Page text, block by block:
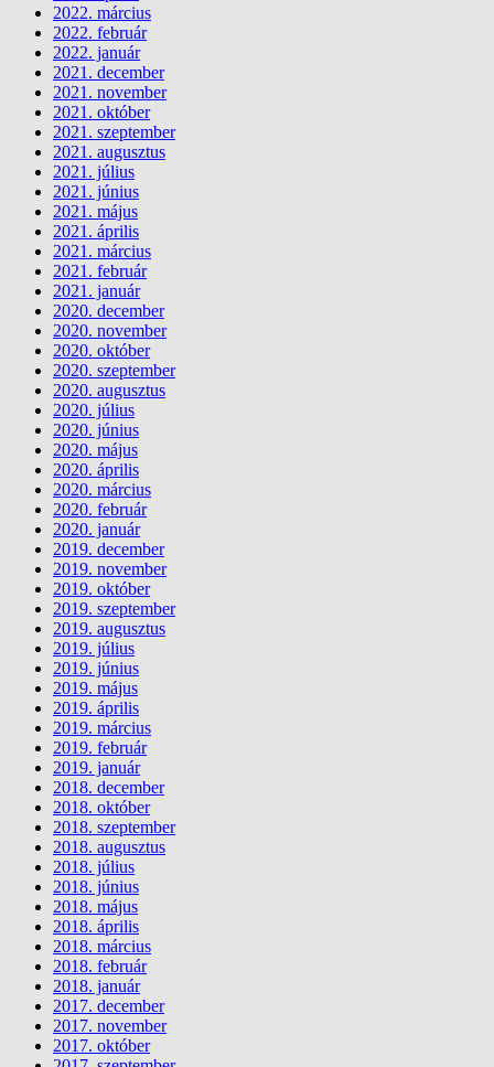
2022. március
2022. február
2022. január
2021. december
2021. november
2021. október
2021. szeptember
2021. augusztus
2021. július
2021. június
2021. május
2021. április
2021. március
2021. február
2021. január
2020. december
2020. november
2020. október
2020. szeptember
2020. augusztus
2020. július
2020. június
2020. május
2020. április
2020. március
2020. február
2020. január
2019. december
2019. november
2019. október
2019. szeptember
2019. augusztus
2019. július
2019. június
2019. május
2019. április
2019. március
2019. február
2019. január
2018. december
2018. október
2018. szeptember
2018. augusztus
2018. július
2018. június
2018. május
2018. április
2018. március
2018. február
2018. január
2017. december
2017. november
2017. október